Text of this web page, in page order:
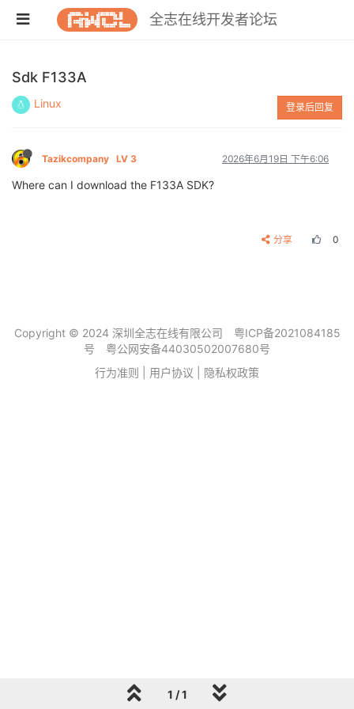
全志在线开发者论坛
Sdk F133A
Linux 登录后回复
Tazikcompany LV 3 2026年6月19日 下午6:06
Where can I download the F133A SDK?
分享 0
1 / 1
Copyright © 2024 深圳全志在线有限公司
粤ICP备2021084185
号
粤公网安备44030502007680号
行为准则
用户协议 隐私权政策